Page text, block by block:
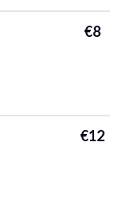
€8
€12